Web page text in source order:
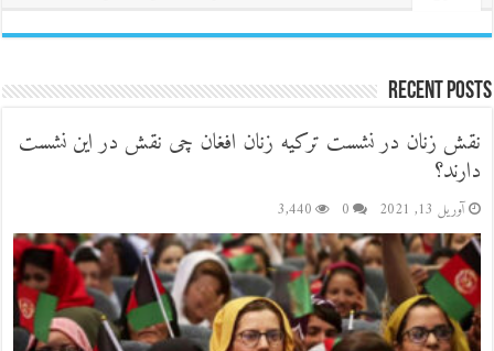
Recent Posts
نقش زنان در نشست ترکیه زنان افغان چی نقش در این نشست
دارند؟
آوریل 13, 2021 0
3,440